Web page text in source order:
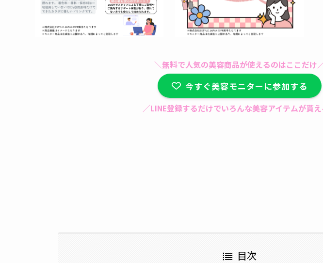
＼無料で人気の美容商品が使えるのはここだけ
今すぐ美容モニターに参加する
／LINE登録するだけでいろんな美容アイテムが貰え
目次